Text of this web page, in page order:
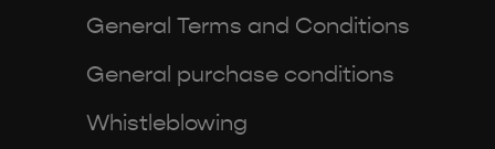
General Terms and Conditions
General purchase conditions
Whistleblowing